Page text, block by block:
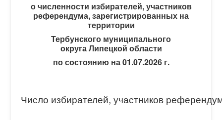
о численности избирателей, участников
референдума, зарегистрированных на
территории
Тербунского муниципального
округаЛипецкой области
по состоянию на 01.07.2026 г.
Число избирателей, участников